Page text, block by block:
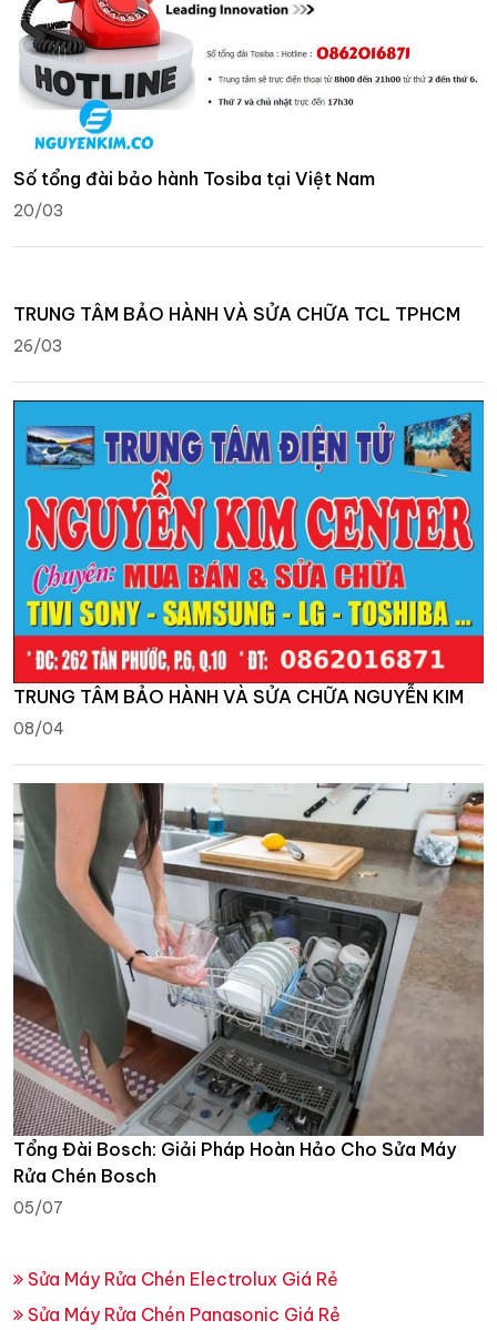
Số tổng đài bảo hành Tosiba tại Việt Nam
20/03
TRUNG TÂM BẢO HÀNH VÀ SỬA CHỮA TCL TPHCM
26/03
TRUNG TÂM BẢO HÀNH VÀ SỬA CHỮA NGUYỄN KIM
08/04
Tổng Đài Bosch: Giải Pháp Hoàn Hảo Cho Sửa Máy
Rửa Chén Bosch
05/07
Sửa Máy Rửa Chén Electrolux Giá Rẻ
Sửa Máy Rửa Chén Panasonic Giá Rẻ